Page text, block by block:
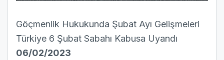
Göçmenlik Hukukunda Şubat Ayı Gelişmeleri
Türkiye 6 Şubat Sabahı Kabusa Uyandı
06/02/2023